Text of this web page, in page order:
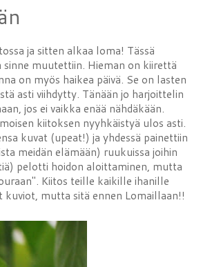
ja sitten alkaa loma! Tässä
sinne muutettiin. Hieman on kiirettä
on myös haikea päivä. Se on lasten
asti viihdytty. Tänään jo harjoittelin
jos ei vaikka enää nähdäkään.
kiitoksen nyyhkäistyä ulos asti.
kuvat (upeat!) ja yhdessä painettiin
meidän elämään) ruukuissa joihin
pelotti hoidon aloittaminen, mutta
Kiitos teille kaikille ihanille
mutta sitä ennen Lomaillaan!!